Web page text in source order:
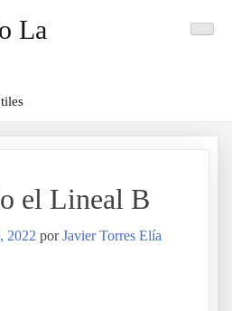
La
el Lineal B
2022 porJavier Torres Elía